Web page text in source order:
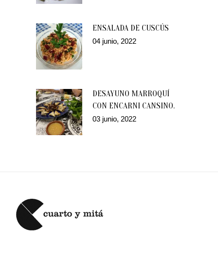
ENSALADA DE CUSCÚS
04 junio, 2022
DESAYUNO MARROQUÍ
CON ENCARNI CANSINO.
03 junio, 2022